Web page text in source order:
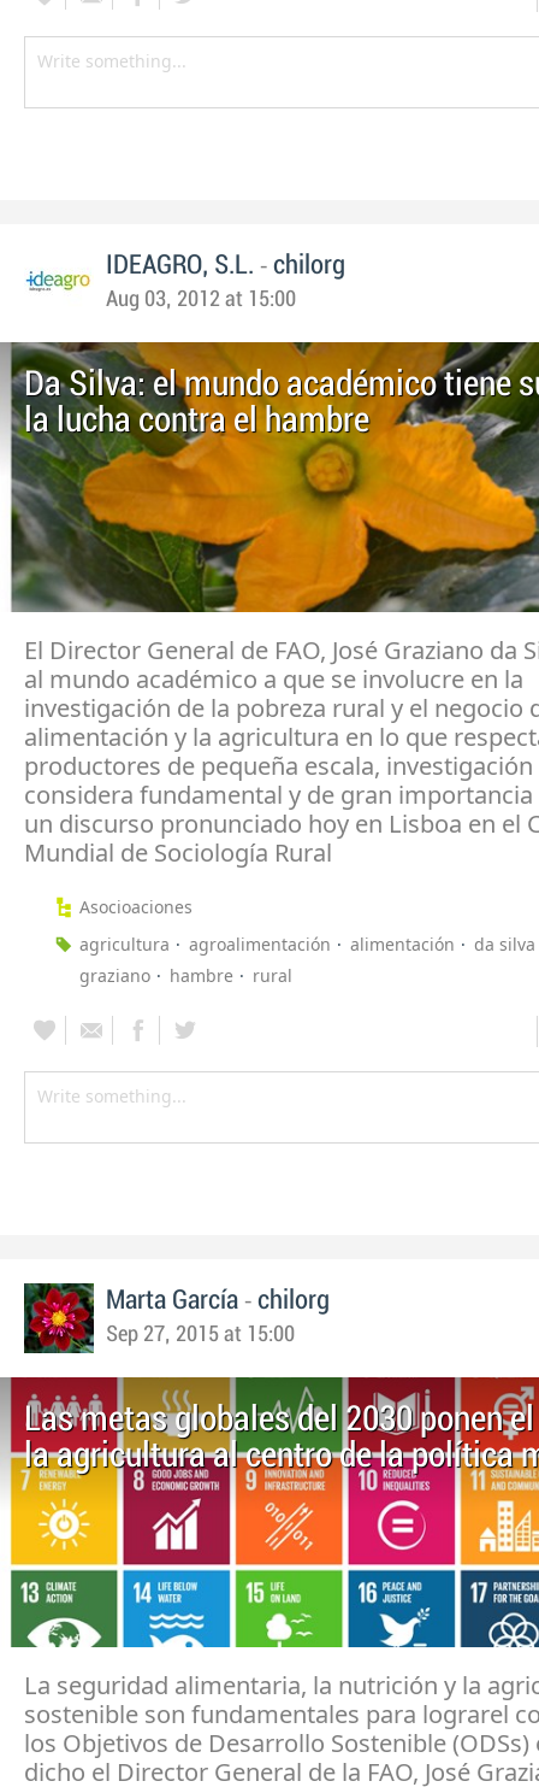
IDEAGRO, S.L. - chilorg
Aug 03, 2012 at 15:00
Da Silva: el mundo académico tiene
la lucha contra el hambre
El Director General de FAO, José Graziano da
al mundo académico a que se involucre en la
investigación de la pobreza rural y el negocio
alimentación y la agricultura en lo que
productores de pequeña escala,
considera fundamental y de gran
un discurso pronunciado hoy en Lisboa en el
Mundial de Sociología Rural
Asocioaciones
agricultura
agroalimentación alimentación
da silva
graziano
hambre rural
Marta García - chilorg
Sep 27, 2015 at 15:00
Las metas globales del 2030 ponen
la agricultura al centro de la política
La seguridad alimentaria, la nutrición y la
sostenible son fundamentales para lograrel
los Objetivos de Desarrollo Sostenible (ODSs)
dicho el Director General de la FAO, José